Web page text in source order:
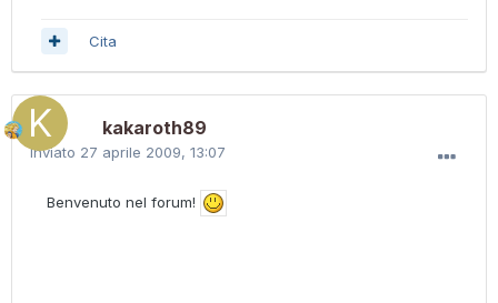
Cita
kakaroth89
Inviato 27 aprile 2009, 13:07
Benvenuto nel forum!